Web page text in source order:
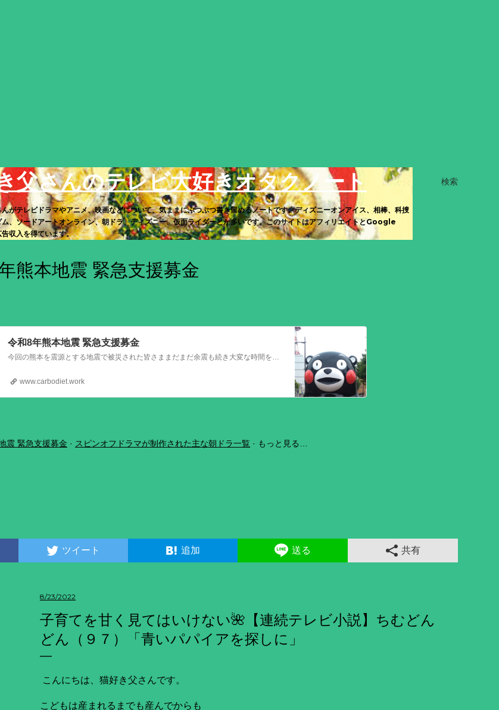
検索
父さんのテレビ大好きオタクノート
がテレビドラマやアニメ、映画などについて、気ままにぶつぶつ書き留めるノートです。ディズニーオンアイス、相棒、科捜
ム、ソードアートオンライン、朝ドラ、ディズニー、仮面ライダーとか多いです。このサイトはアフィリエイトとGoogle
収入を得ています。
熊本地震 緊急支援募金
令和8年熊本地震 緊急支援募金
今回の熊本を震源とする地震で被災された皆さままだまだ余震も続き大変な時間を過ごされていると思います。心よりお見舞い申し上げます
www.carbodiet.work
震 緊急支援募金 スピンオフドラマが制作された主な朝ドラ一覧 もっと見る…
ツイート 追加 送る 共有
8/23/2022
子育てを甘く見てはいけない🌺【連続テレビ小説】ちむどん
どん（９７）「青いパパイアを探しに」
こんにちは、猫好き父さんです。
こどもは産まれるまでも産んでからも